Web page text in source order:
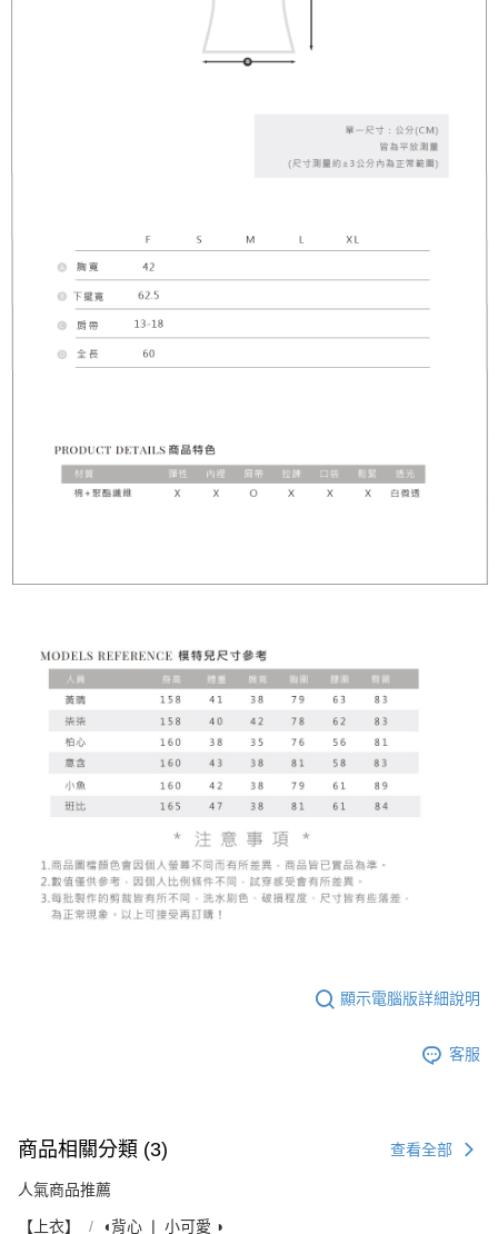
顯示電腦版詳細說明
客服
商品相關分類 (3) 查看全部
人氣商品推薦
【上衣】 ◖背心 ❘ 小可愛 ◗